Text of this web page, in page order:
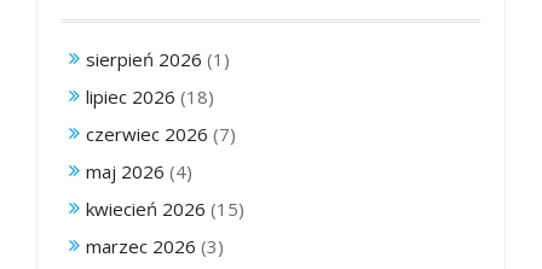
sierpień 2026 (1)
lipiec 2026 (18)
czerwiec 2026 (7)
maj 2026 (4)
kwiecień 2026 (15)
marzec 2026 (3)